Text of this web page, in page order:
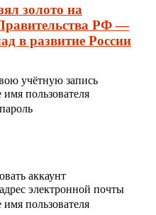
золото на
РФ —
в развитие России
учётную запись
пользователя
аккаунт
электронной почты
пользователя